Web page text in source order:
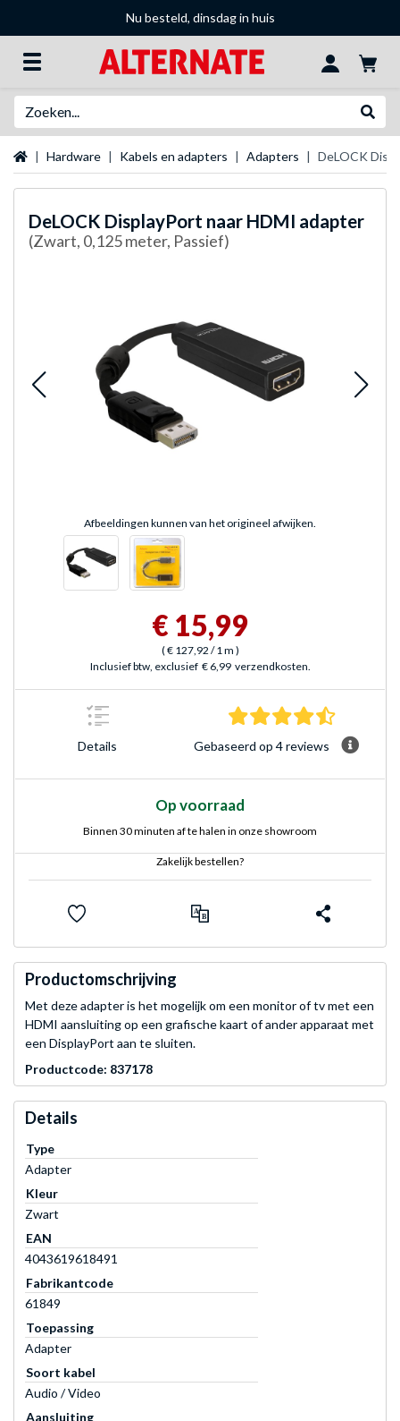
Nu besteld, dinsdag in huis
Startpagina
Hardware Kabels en adapters Adapters DeLOCK
DeLOCK DisplayPort naar HDMI adapter
(Zwart, 0,125 meter, Passief)
Afbeeldingen kunnen van het origineel afwijken.
€ 15,99
(€ 127,92 / 1 m )
Inclusief btw, exclusief € 6,99 verzendkosten.
Details
4.5 sterren
Gebaseerd op 4 reviews
Op voorraad
Binnen 30 minuten af te halen in onze showroom
Zakelijk bestellen?
Productomschrijving
Met deze adapter is het mogelijk om een monitor of tv met een
HDMI aansluiting op een grafische kaart of ander apparaat met
een DisplayPort aan te sluiten.
Productcode: 837178
Details
Type
Adapter
Kleur
Zwart
EAN
4043619618491
Fabrikantcode
61849
Toepassing
Adapter
Soort kabel
Audio / Video
Aansluiting